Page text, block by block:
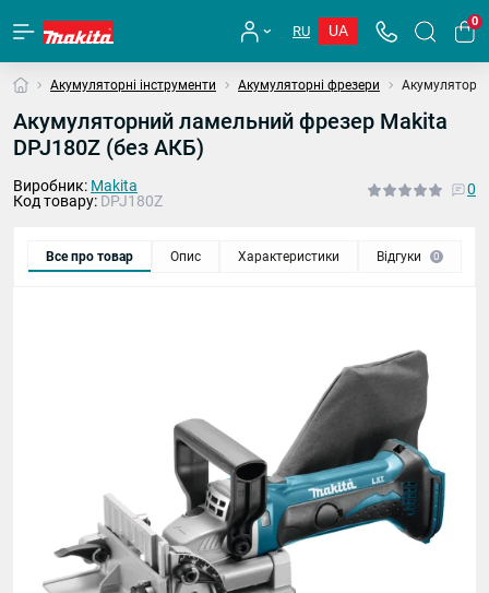
RU UA
0
Акумуляторні інструменти Акумуляторні фрезери
Акумуляторний ламельний фрезер Makita
DPJ180Z (без АКБ)
Виробник: Makita
Код товару: DPJ180Z
0
Все про товар Опис Характеристики Відгуки 0